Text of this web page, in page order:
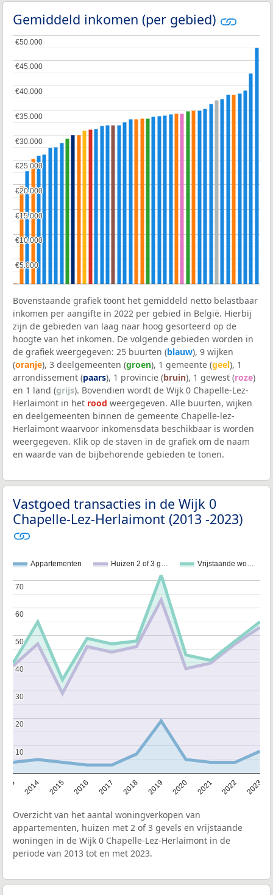
Gemiddeld inkomen (per gebied)
€5.000
€5.000
€10.000
€10.000
€15.000
€15.000
€20.000
€20.000
€25.000
€25.000
€30.000
€30.000
€35.000
€35.000
€40.000
€40.000
€45.000
€45.000
€50.000
€50.000
Bovenstaande grafiek toont het gemiddeld netto belastbaar
inkomen per aangifte in 2022 per gebied in België. Hierbij
zijn de gebieden van laag naar hoog gesorteerd op de
hoogte van het inkomen. De volgende gebieden worden in
de grafiek weergegeven: 25 buurten (blauw), 9 wijken
(oranje), 3 deelgemeenten (groen), 1 gemeente (geel), 1
arrondissement (paars), 1 provincie (bruin), 1 gewest (roze)
en 1 land (grijs). Bovendien wordt de Wijk 0 Chapelle-Lez-
Herlaimont in het rood weergegeven. Alle buurten, wijken
en deelgemeenten binnen de gemeente Chapelle-lez-
Herlaimont waarvoor inkomensdata beschikbaar is worden
weergegeven. Klik op de staven in de grafiek om de naam
en waarde van de bijbehorende gebieden te tonen.
Vastgoed transacties in de Wijk 0
Chapelle-Lez-Herlaimont (2013 -2023)
Appartementen Huizen 2 of 3 g… Vrijstaande wo…
2014 2015 2016 2017 2018 2019 2020 2021 2022 2023
10
10
20
20
30
30
40
40
50
50
60
60
70
70
Overzicht van het aantal woningverkopen van
appartementen, huizen met 2 of 3 gevels en vrijstaande
woningen in de Wijk 0 Chapelle-Lez-Herlaimont in de
periode van 2013 tot en met 2023.